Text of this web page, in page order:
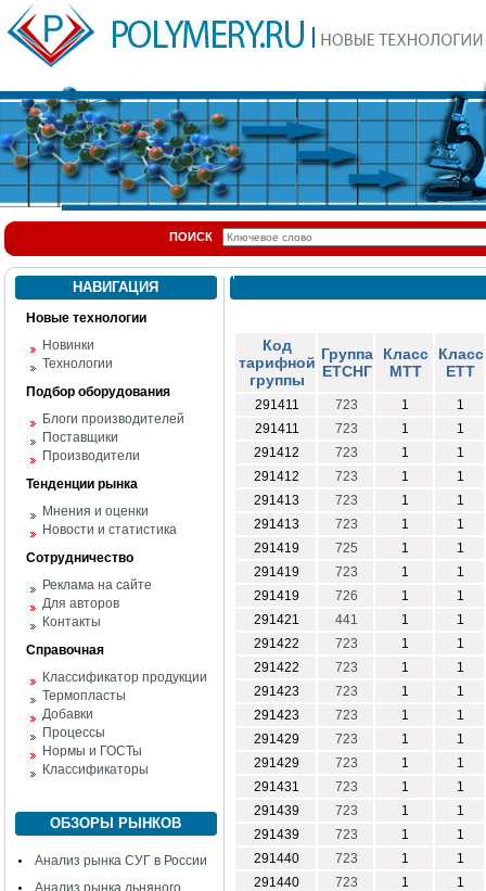
ПОИСК
НАВИГАЦИЯ
Новые технологии
Новинки
Технологии
Подбор оборудования
Блоги производителей
Поставщики
Производители
Тенденции рынка
Мнения и оценки
Новости и статистика
Сотрудничество
Реклама на сайте
Для авторов
Контакты
Справочная
Классификатор продукции
Термопласты
Добавки
Процессы
Нормы и ГОСТы
Классификаторы
ОБЗОРЫ РЫНКОВ
Анализ рынка СУГ в России
Анализ рынка льняного
Код
тарифной
группы
Группа
ЕТСНГ
Класс
МТТ
Класс
ЕТТ
291411 723 1
1
291411
723 1
1
291412
723 1
1
291412
723 1
1
291413
723 1
1
291413
723 1
1
291419
725 1
1
291419
723 1
1
291419
726 1
1
291421
441 1
1
291422
723 1
1
291422
723 1
1
291423
723 1
1
291423
723 1
1
291429
723 1
1
291429
723 1
1
291431
723 1
1
291439
723 1
1
291439
723 1
1
291440
723 1
1
291440
723 1
1